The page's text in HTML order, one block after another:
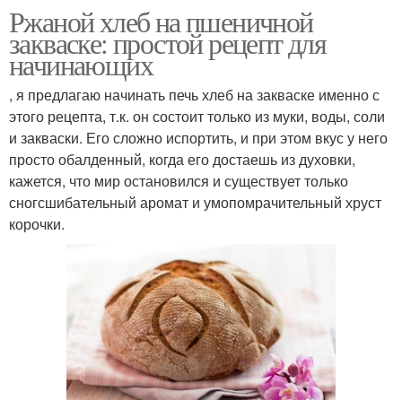
Ржаной хлеб на пшеничной
закваске: простой рецепт для
начинающих
, я предлагаю начинать печь хлеб на закваске именно с
этого рецепта, т.к. он состоит только из муки, воды, соли
и закваски. Его сложно испортить, и при этом вкус у него
просто обалденный, когда его достаешь из духовки,
кажется, что мир остановился и существует только
сногсшибательный аромат и умопомрачительный хруст
корочки.